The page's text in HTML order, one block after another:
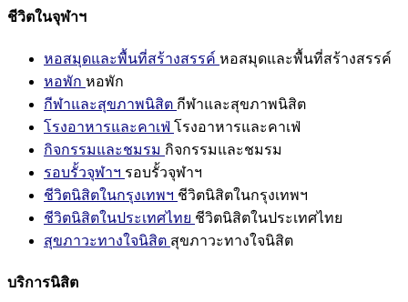
ชีวิตในจุฬาฯ
หอสมุดและพื้นที่สร้างสรรค์ หอสมุดและพื้นที่สร้างสรรค์
หอพัก หอพัก
กีฬาและสุขภาพนิสิต กีฬาและสุขภาพนิสิต
โรงอาหารและคาเฟ่ โรงอาหารและคาเฟ่
กิจกรรมและชมรม กิจกรรมและชมรม
รอบรั้วจุฬาฯ รอบรั้วจุฬาฯ
ชีวิตนิสิตในกรุงเทพฯ ชีวิตนิสิตในกรุงเทพฯ
ชีวิตนิสิตในประเทศไทย ชีวิตนิสิตในประเทศไทย
สุขภาวะทางใจนิสิต สุขภาวะทางใจนิสิต
บริการนิสิต